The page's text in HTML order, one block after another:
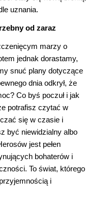
uznania.
od zaraz
marzy o
jednak dorastamy,
snuć plany dotyczące
dnia odkrył, że
Co byś poczuł i jak
potrafisz czytać w
się w czasie i
być niewidzialny albo
jest pełen
bohaterów i
To świat, którego
i